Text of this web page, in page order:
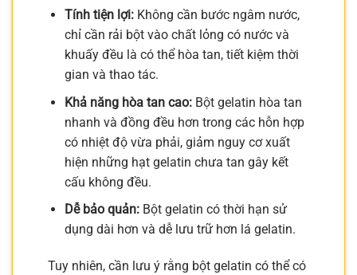
Tính tiện lợi:Không cần bước ngâm nước,
chỉ cần rải bột vào chất lỏng có nước và
khuấy đều là có thể hòa tan, tiết kiệm thời
gian và thao tác.
Khả năng hòa tan cao:Bột gelatin hòa tan
nhanh và đồng đều hơn trong các hỗn hợp
có nhiệt độ vừa phải, giảm nguy cơ xuất
hiện những hạt gelatin chưa tan gây kết
cấu không đều.
Dễ bảo quản:Bột gelatin có thời hạn sử
dụng dài hơn và dễ lưu trữ hơn lá gelatin.
Tuy nhiên, cần lưu ý rằng bột gelatin có thể có